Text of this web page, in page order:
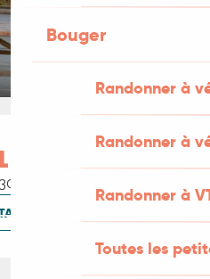
Bouger
Randonner à
Randonner à
Randonner à
Toutes les
à 18:00
NOUS